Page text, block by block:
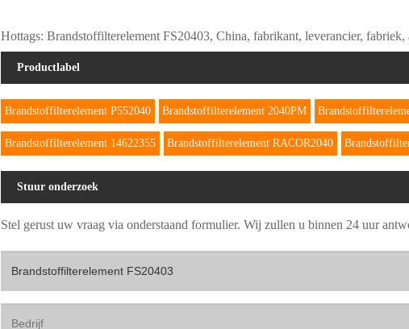
Hottags: Brandstoffilterelement FS20403, China, fabrikant, leverancier,
Productlabel
Brandstoffilterelement P552040 Brandstoffilterelement 2040PM
Brandstoffilterelement 14622355 Brandstoffilterelement RACOR2040
Stuur onderzoek
Stel gerust uw vraag via onderstaand formulier. Wij zullen u binnen 24 uur